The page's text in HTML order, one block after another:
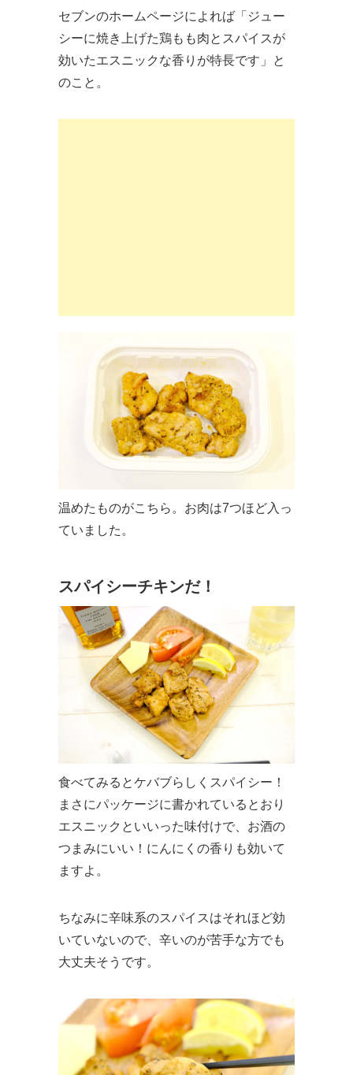
セブンのホームページによれば「ジュー
シーに焼き上げた鶏もも肉とスパイスが
効いたエスニックな香りが特長です」と
のこと。
温めたものがこちら。お肉は7つほど入っ
ていました。
スパイシーチキンだ！
食べてみるとケバブらしくスパイシー！
まさにパッケージに書かれているとおり
エスニックといいった味付けで、お酒の
つまみにいい！にんにくの香りも効いて
ますよ。
ちなみに辛味系のスパイスはそれほど効
いていないので、辛いのが苦手な方でも
大丈夫そうです。